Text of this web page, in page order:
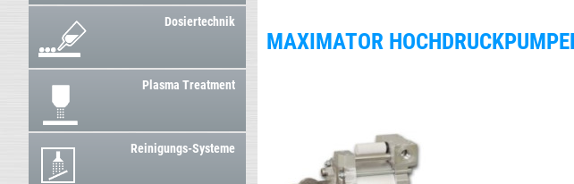
Dosiertechnik
Plasma Treatment
Reinigungs-Systeme
MAXIMATOR